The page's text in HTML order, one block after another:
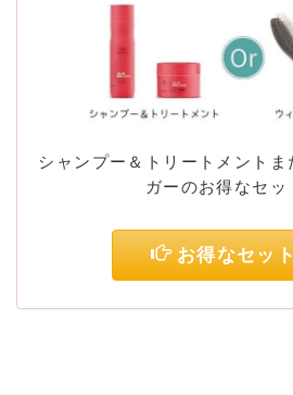
シャンプー＆トリートメントま
ガーのお得なセッ
お得なセッ